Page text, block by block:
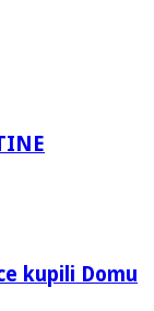
kupili Domu